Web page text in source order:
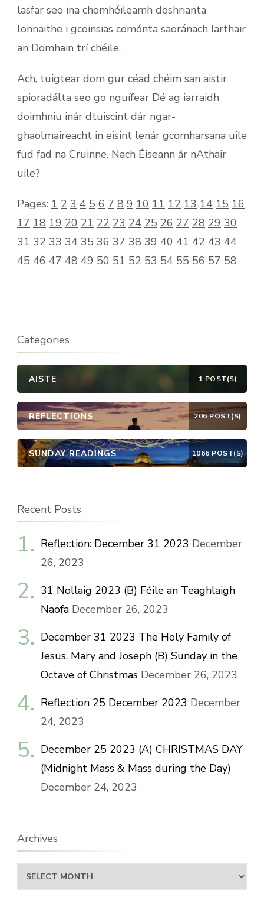
lasfar seo ina chomhéileamh doshrianta
lonnaithe i gcoinsias comónta saoránach Iarthair
an Domhain trí chéile.
Ach, tuigtear dom gur céad chéim san aistir
spioradálta seo go nguífear Dé ag iarraidh
doimhniu inár dtuiscint dár ngar-
ghaolmaireacht in eisint lenár gcomharsana uile
fud fad na Cruinne. Nach Éiseann ár nAthair
uile?
Pages: 1 2 3 4 5 6 7 8 9 10 11 12 13 14 15 16
17 18 19 20 21 22 23 24 25 26 27 28 29 30
31 32 33 34 35 36 37 38 39 40 41 42 43 44
45 46 47 48 49 50 51 52 53 54 55 56 57 58
Categories
AISTE 1 POST(S)
REFLECTIONS 206 POST(S)
SUNDAY READINGS 1066 POST(S)
Recent Posts
Reflection: December 31 2023 December
26, 2023
31 Nollaig 2023 (B) Féile an Teaghlaigh
Naofa December 26, 2023
December 31 2023 The Holy Family of
Jesus, Mary and Joseph (B) Sunday in the
Octave of Christmas December 26, 2023
Reflection 25 December 2023 December
24, 2023
December 25 2023 (A) CHRISTMAS DAY
(Midnight Mass & Mass during the Day)
December 24, 2023
Archives
Archives